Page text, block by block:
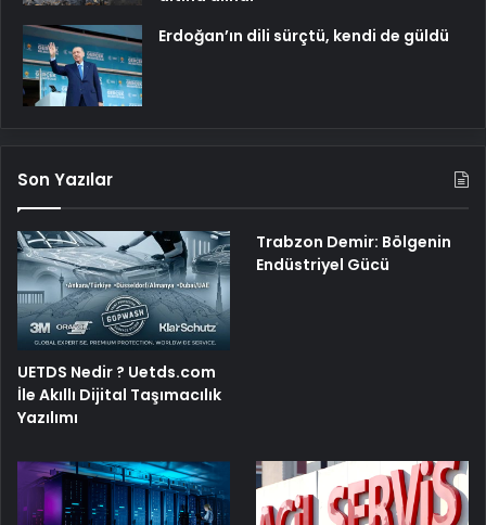
Erdoğan’ın dili sürçtü, kendi de güldü
Son Yazılar
UETDS Nedir ? Uetds.com
İle Akıllı Dijital Taşımacılık
Yazılımı
Trabzon Demir: Bölgenin
Endüstriyel Gücü